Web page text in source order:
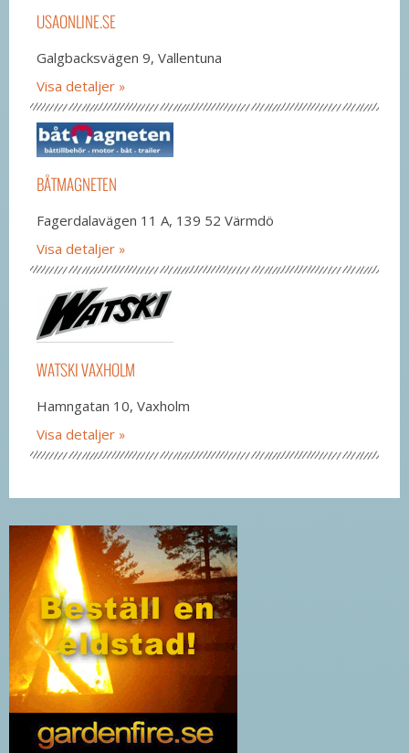
USAONLINE.SE
Galgbacksvägen 9, Vallentuna
Visa detaljer
BÅTMAGNETEN
Fagerdalavägen 11 A, 139 52 Värmdö
Visa detaljer
WATSKI VAXHOLM
Hamngatan 10, Vaxholm
Visa detaljer